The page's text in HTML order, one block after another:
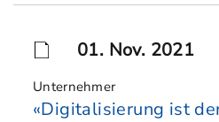
«Digitalisierung ist
Unternehmer
01. Nov. 2021